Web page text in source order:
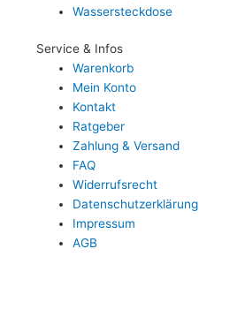
Wassersteckdose
Service & Infos
Warenkorb
Mein Konto
Kontakt
Ratgeber
Zahlung & Versand
FAQ
Widerrufsrecht
Datenschutzerklärung
Impressum
AGB